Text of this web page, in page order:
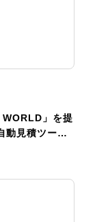
」を提
動見積ツー…